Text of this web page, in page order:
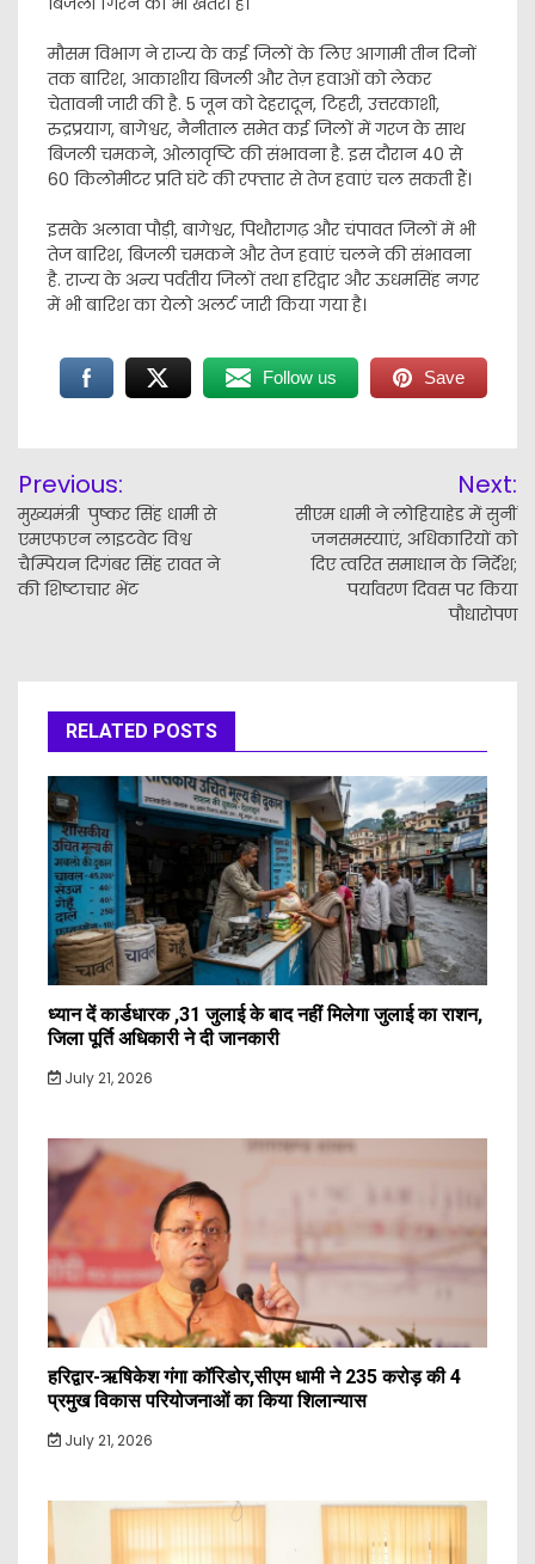
मौसम विभाग ने राज्य के कई जिलों के लिए आगामी तीन दिनों
तक बारिश, आकाशीय बिजली और तेज़ हवाओं को लेकर
चेतावनी जारी की है. 5 जून को देहरादून, टिहरी, उत्तरकाशी,
रुद्रप्रयाग, बागेश्वर, नैनीताल समेत कई जिलों में गरज के साथ
बिजली चमकने, ओलावृष्टि की संभावना है. इस दौरान 40 से
60 किलोमीटर प्रति घंटे की रफ्तार से तेज हवाएं चल सकती हैं।
इसके अलावा पौड़ी, बागेश्वर, पिथौरागढ़ और चंपावत जिलों में भी
तेज बारिश, बिजली चमकने और तेज हवाएं चलने की संभावना
है. राज्य के अन्य पर्वतीय जिलों तथा हरिद्वार और ऊधमसिंह नगर
में भी बारिश का येलो अलर्ट जारी किया गया है।
Follow us Save
navigation
Previous:
मुख्यमंत्री पुष्कर सिंह धामी से
एमएफएन लाइटवेट विश्व
चैम्पियन दिगंबर सिंह रावत ने
की शिष्टाचार भेंट
Next:
​सीएम धामी ने लोहियाहेड में सुनीं
जनसमस्याएं, अधिकारियों को
दिए त्वरित समाधान के निर्देश;
पर्यावरण दिवस पर किया
पौधारोपण
RELATED POSTS
ध्यान दें कार्डधारक ,31 जुलाई के बाद नहीं मिलेगा जुलाई का राशन,
जिला पूर्ति अधिकारी ने दी जानकारी
July 21, 2026
हरिद्वार-ऋषिकेश गंगा कॉरिडोर,सीएम धामी ने 235 करोड़ की 4
प्रमुख विकास परियोजनाओं का किया शिलान्यास
July 21, 2026